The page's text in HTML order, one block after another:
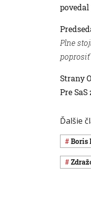
povedal
Plne
Strany
Pre
Ďalšie